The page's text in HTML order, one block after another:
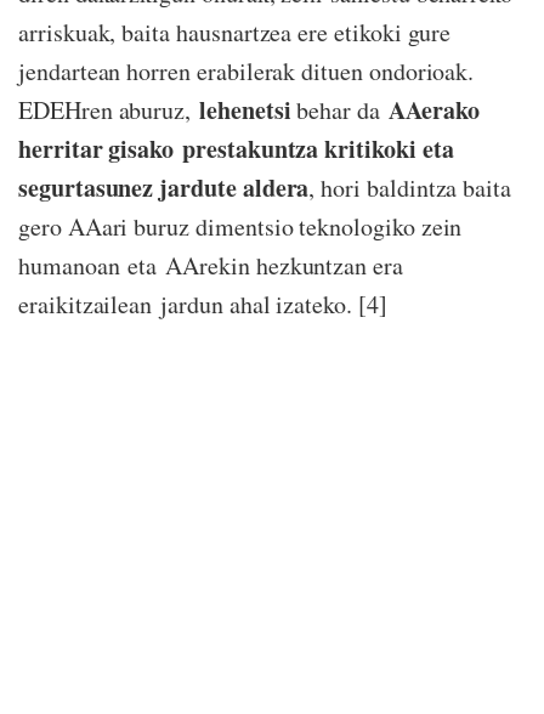
arriskuak, baita hausnartzea ere etikoki gure
jendartean horren erabilerak dituen ondorioak.
EDEHren aburuz,lehenetsibehar da AAerako
herritar gisako prestakuntza kritikoki eta
segurtasunez jardute aldera, hori baldintza baita
gero AAari buruz dimentsio teknologiko zein
humanoan eta AArekin hezkuntzan era
eraikitzailean jardun ahal izateko. [4]